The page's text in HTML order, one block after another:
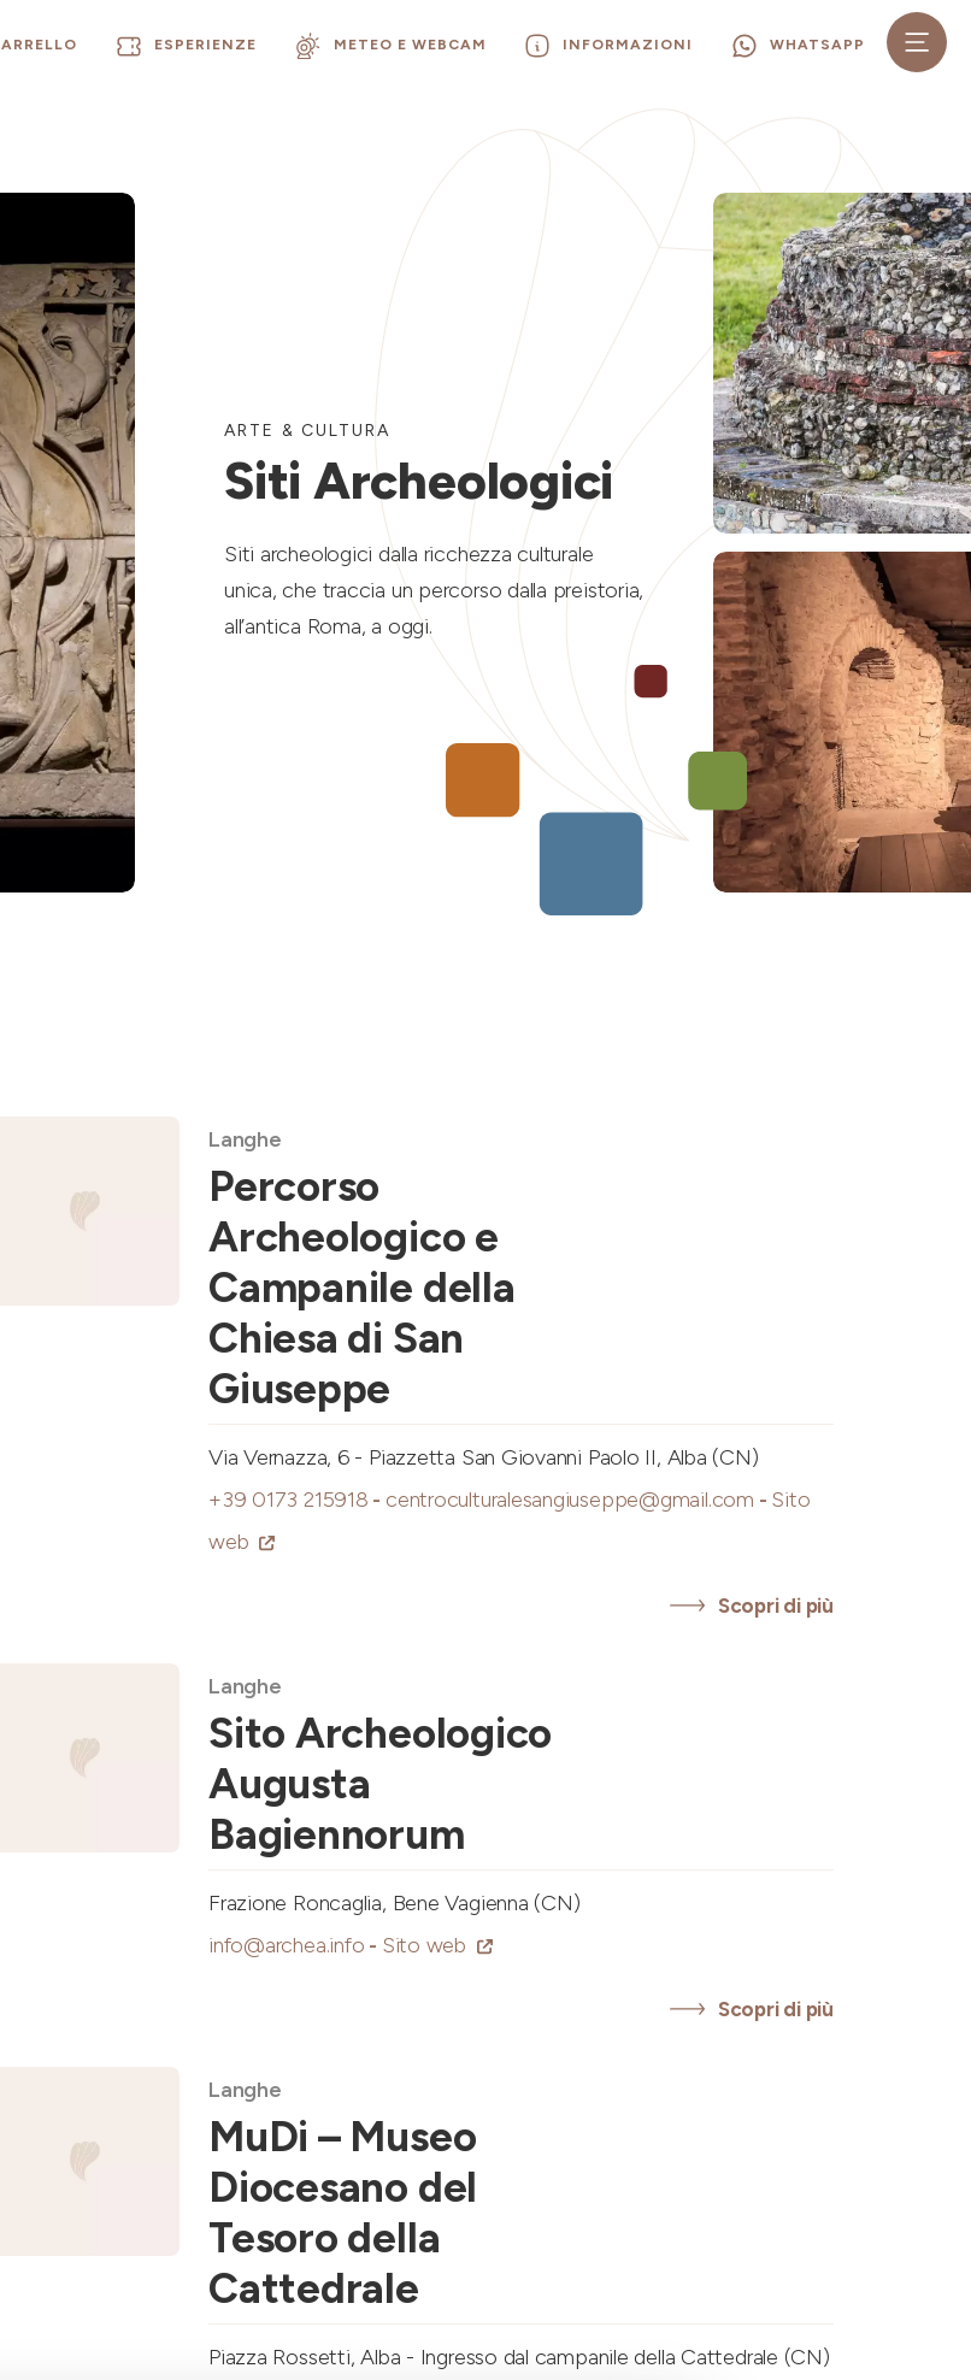
ESPERIENZE METEO E WEBCAM INFORMAZIONI WHATSAPP
ARTE & CULTURA
Siti Archeologici
Siti archeologici dalla ricchezza culturale
unica, che traccia un percorso dalla preistoria,
all’antica Roma, a oggi.
Langhe
Percorso
Archeologico e
Campanile della
Chiesa di San
Giuseppe
Via Vernazza, 6 - Piazzetta San Giovanni Paolo II, Alba (CN)
+39 0173 215918 - centroculturalesangiuseppe@gmail.com - Sito
web
Scopri di più
Langhe
Sito Archeologico
Augusta
Bagiennorum
Frazione Roncaglia, Bene Vagienna (CN)
info@archea.info - Sito web
Scopri di più
Langhe
MuDi – Museo
Diocesano del
Tesoro della
Cattedrale
Piazza Rossetti, Alba - Ingresso dal campanile della Cattedrale (CN)